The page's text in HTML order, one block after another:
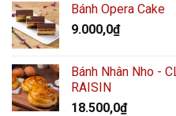
Bánh Opera Cake
9.000,0₫
Bánh Nhân Nho -
RAISIN
18.500,0₫